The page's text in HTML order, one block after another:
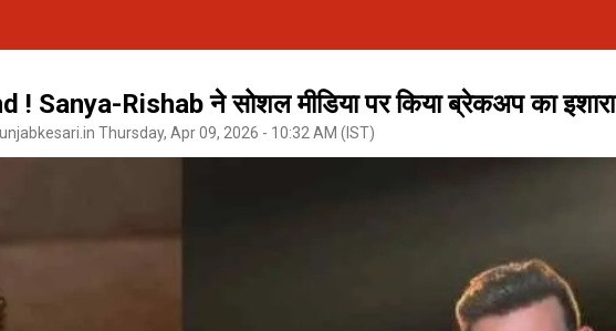
Sanya-Rishab ने सोशल मीडिया पर किया ब्रेकअप का इशारा
Thursday, Apr 09, 2026 - 10:32 AM (IST)